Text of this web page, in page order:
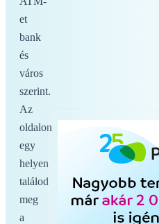
et
bank
és
város
szerint.
Az
oldalon
egy
helyen
találod
meg
a